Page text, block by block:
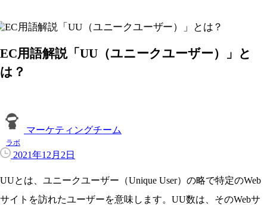
EC用語解説「UU（ユニークユーザー）」と
は？
マーケティングチーム
ラボ
2021年12月2日
UUとは、ユニークユーザー（Unique User）の略で特定のWeb
サイトを訪れたユーザーを意味します。UU数は、そのWebサ